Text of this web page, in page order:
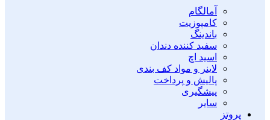
آمالگام
کامپوزیت
باندینگ
سفید کننده دندان
اسید اچ
لاینر و مواد کف بندی
پالیش و پرداخت
پیشگیری
سایر
پروتز